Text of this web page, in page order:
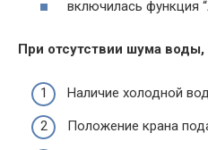
включилась функция
При отсутствии шума
Наличие холодной
Положение крана